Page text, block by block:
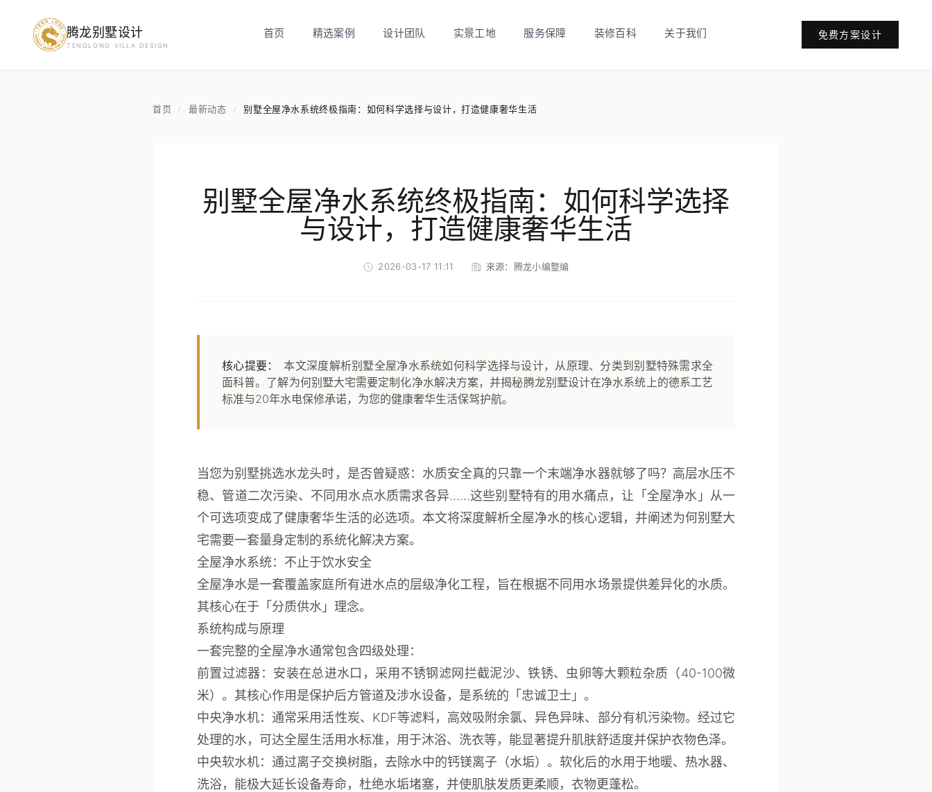
腾龙别墅设计
TENGLONG VILLA DESIGN
首页 精选案例 设计团队 实景工地 服务保障 装修百科 关于我们 免费方案设计
首页 / 最新动态 / 别墅全屋净水系统终极指南：如何科学选择与设计，打造健康奢华生活
别墅全屋净水系统终极指南：如何科学选择
与设计，打造健康奢华生活
2026-03-17 11:11 来源： 腾龙小编整编
核心提要：
本文深度解析别墅全屋净水系统如何科学选择与设计，从原理、分类到别墅特殊需求全
面科普。了解为何别墅大宅需要定制化净水解决方案，并揭秘腾龙别墅设计在净水系统上的德系工艺
标准与20年水电保修承诺，为您的健康奢华生活保驾护航。
当您为别墅挑选水龙头时，是否曾疑惑：水质安全真的只靠一个末端净水器就够了吗？高层水压不
稳、管道二次污染、不同用水点水质需求各异……这些别墅特有的用水痛点，让「全屋净水」从一
个可选项变成了健康奢华生活的必选项。本文将深度解析全屋净水的核心逻辑，并阐述为何别墅大
宅需要一套量身定制的系统化解决方案。
全屋净水系统：不止于饮水安全
全屋净水是一套覆盖家庭所有进水点的层级净化工程，旨在根据不同用水场景提供差异化的水质。
其核心在于「分质供水」理念。
系统构成与原理
一套完整的全屋净水通常包含四级处理：
前置过滤器：安装在总进水口，采用不锈钢滤网拦截泥沙、铁锈、虫卵等大颗粒杂质（40-100微
米）。其核心作用是保护后方管道及涉水设备，是系统的「忠诚卫士」。
中央净水机：通常采用活性炭、KDF等滤料，高效吸附余氯、异色异味、部分有机污染物。经过它
处理的水，可达全屋生活用水标准，用于沐浴、洗衣等，能显著提升肌肤舒适度并保护衣物色泽。
中央软水机：通过离子交换树脂，去除水中的钙镁离子（水垢）。软化后的水用于地暖、热水器、
洗浴，能极大延长设备寿命，杜绝水垢堵塞，并使肌肤发质更柔顺，衣物更蓬松。
预约设计咨询